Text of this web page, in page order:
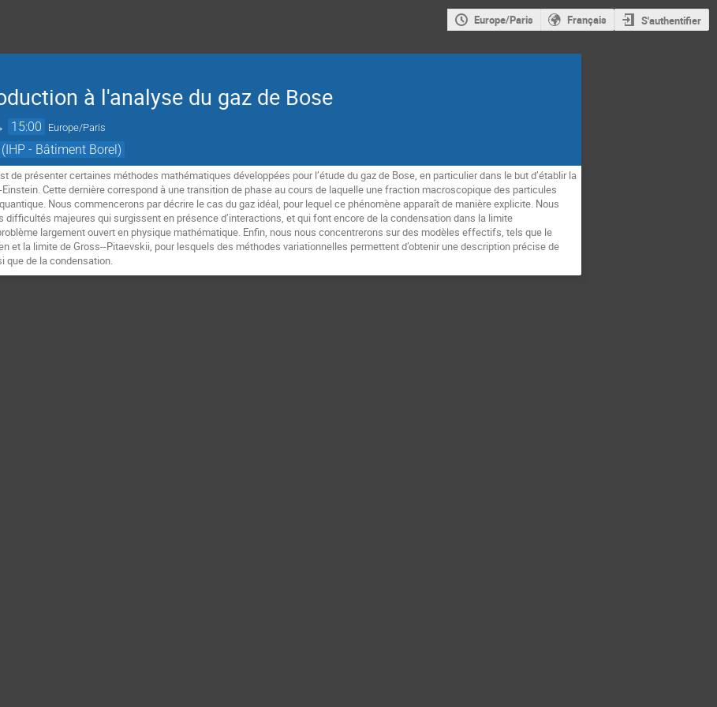
Europe/Paris Français S'authentifier
à l'analyse du gaz de Bose
15:00 Europe/Paris
- Bâtiment Borel)
de présenter certaines méthodes mathématiques développées pour l’étude du gaz de Bose, en particulier dans le but d’établir la
Cette dernière correspond à une transition de phase au cours de laquelle une fraction macroscopique des particules
Nous commencerons par décrire le cas du gaz idéal, pour lequel ce phénomène apparaît de manière explicite. Nous
difficultés majeures qui surgissent en présence d’interactions, et qui font encore de la condensation dans la limite
largement ouvert en physique mathématique. Enfin, nous nous concentrerons sur des modèles effectifs, tels que le
et la limite de Gross--Pitaevskii, pour lesquels des méthodes variationnelles permettent d’obtenir une description précise de
que de la condensation.